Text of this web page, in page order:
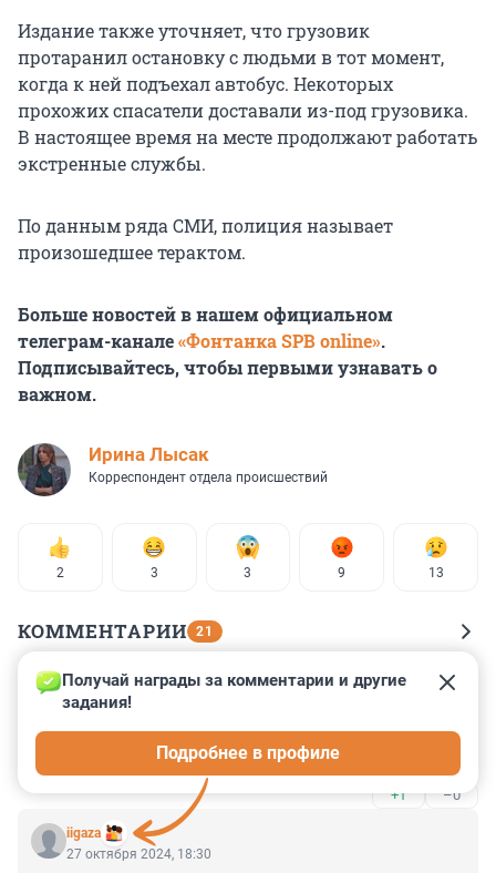
Издание также уточняет, что грузовик
протаранил остановку с людьми в тот момент,
когда к ней подъехал автобус. Некоторых
прохожих спасатели доставали из-под грузовика.
В настоящее время на месте продолжают работать
экстренные службы.
По данным ряда СМИ, полиция называет
произошедшее терактом.
Больше новостей в нашем официальном
телеграм-канале«Фонтанка SPB online».
Подписывайтесь, чтобы первыми узнавать о
важном.
Ирина Лысак
Корреспондент отдела происшествий
2 3 3 9 13
КОММЕНТАРИИ 21
Гость
27 октября 2024, 23:33
Вот любопытно, сколько пострадавших с
огнестрельными ранениями )
+1 –0
iigaza
Получай награды за комментарии и другие
задания!
Подробнее в профиле
27 октября 2024, 18:30